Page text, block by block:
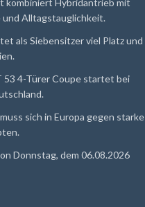
und Alltagstauglichkeit.
als Siebensitzer viel Platz und
53 4-Türer Coupe startet bei
sich in Europa gegen starke
Donnstag, dem 06.08.2026